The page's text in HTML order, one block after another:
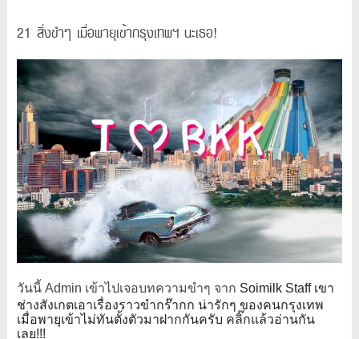
21 สิ่งขำๆ เมื่อพายุเข้ากรุงเทพฯ นะเธอ!
วันนี้ Admin เข้าไปเจอบทความขำๆ จาก Soimilk Staff เขา
ช่างสังเกตเอาเรื่องราวขำกร๊ากก น่ารักๆ ของคนกรุงเทพ
เมื่อพายุเข้าไม่ทันตั้งตัวมาฝากกันครับ คลิ๊กแล้วอ่านกัน
เลย!!!